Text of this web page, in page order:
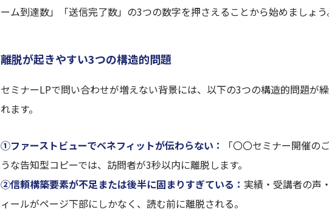
ーム到達数」「送信完了数」の3つの数字を押さえることから始めましょう
離脱が起きやすい3つの構造的問題
セミナーLPで問い合わせが増えない背景には、以下の3つの構造的問題が
れます。
①ファーストビューでベネフィットが伝わらない：
「〇〇セミナー開催の
うな告知型コピーでは、訪問者が3秒以内に離脱します。
②信頼構築要素が不足または後半に固まりすぎている： 実績・受講者の声
ィールがページ下部にしかなく、読む前に離脱される。